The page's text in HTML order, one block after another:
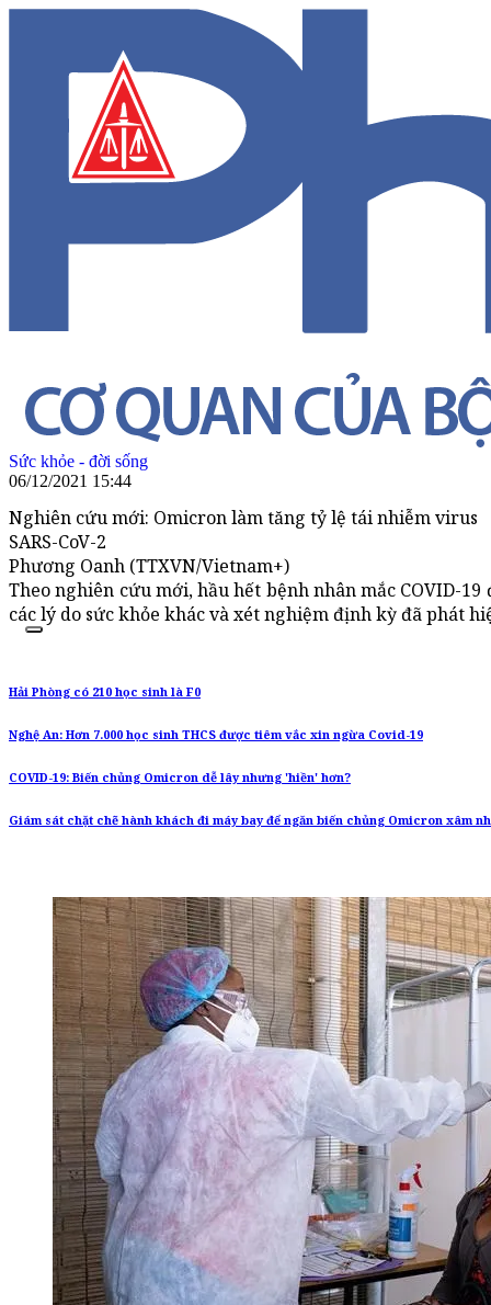
Sức khỏe - đời sống
06/12/2021 15:44
Nghiên cứu mới: Omicron làm tăng tỷ lệ tái nhiễm virus
SARS-CoV-2
Phương Oanh (TTXVN/Vietnam+)
Theo nghiên cứu mới, hầu hết bệnh nhân mắc COVID-
các lý do sức khỏe khác và xét nghiệm định kỳ đã phát
Hải Phòng có 210 học sinh là F0
Nghệ An: Hơn 7.000 học sinh THCS được tiêm vắc xin ngừa Covid-19
COVID-19: Biến chủng Omicron dễ lây nhưng 'hiền' hơn?
Giám sát chặt chẽ hành khách đi máy bay để ngăn biến chủng Omicron xâm